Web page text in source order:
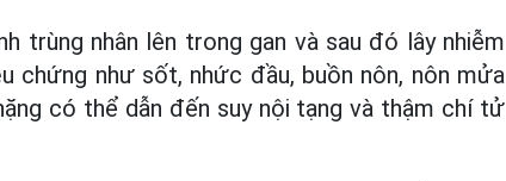
trùng nhân lên trong gan và sau đó lây nhiễm
chứng như sốt, nhức đầu, buồn nôn, nôn mửa
có thể dẫn đến suy nội tạng và thậm chí tử